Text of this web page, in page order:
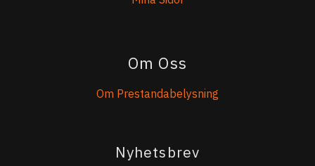
Om Oss
Om Prestandabelysning
Nyhetsbrev